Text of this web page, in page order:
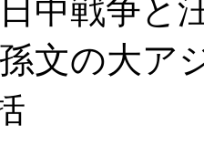
と汪
アジア